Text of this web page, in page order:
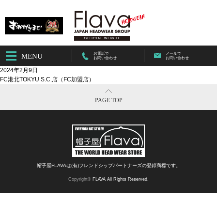
MENU
お電話で
お問い合わせ
メールで
お問い合わせ
2024年2月9日
FC港北TOKYU S.C.店（FC加盟店）
PAGE TOP
帽子屋FLAVAは(有)フレンドシップパートナーズの登録商標です。
Copyright© FLAVA All Rights Reserved.